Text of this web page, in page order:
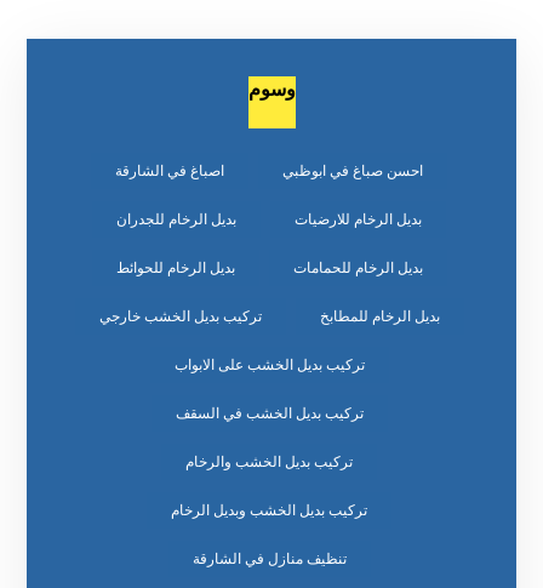
وسوم
احسن صباغ في ابوظبي اصباغ في الشارقة
بديل الرخام للارضيات بديل الرخام للجدران
بديل الرخام للحمامات بديل الرخام للحوائط
بديل الرخام للمطابخ تركيب بديل الخشب خارجي
تركيب بديل الخشب على الابواب
تركيب بديل الخشب في السقف
تركيب بديل الخشب والرخام
تركيب بديل الخشب وبديل الرخام
تنظيف منازل في الشارقة